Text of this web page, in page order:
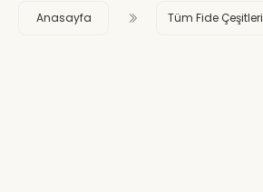
Anasayfa Tüm Fide Çeşitleri